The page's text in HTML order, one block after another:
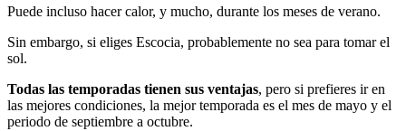
Puede incluso hacer calor, y mucho, durante los meses de verano.
Sin embargo, si eliges Escocia, probablemente no sea para tomar el
sol.
Todas las temporadas tienen sus ventajas, pero si prefieres ir en
las mejores condiciones, la mejor temporada es el mes de mayo y el
periodo de septiembre a octubre.